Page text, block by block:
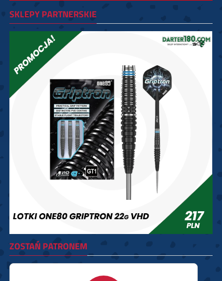
SKLEPY PARTNERSKIE
ZOSTAŃ PATRONEM